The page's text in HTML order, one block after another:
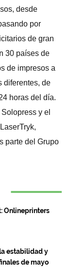
desde
por
de gran
30 países de
de impresos a
diferentes, de
horas del día.
y el
parte del Grupo
Onlineprinters
estabilidad y
de mayo